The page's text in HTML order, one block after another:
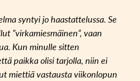
syntyi jo haastattelussa. Se
”virkamiesmäinen”, vaan
Kun minulle sitten
paikka olisi tarjolla, niin ei
miettiä vastausta viikonlopun